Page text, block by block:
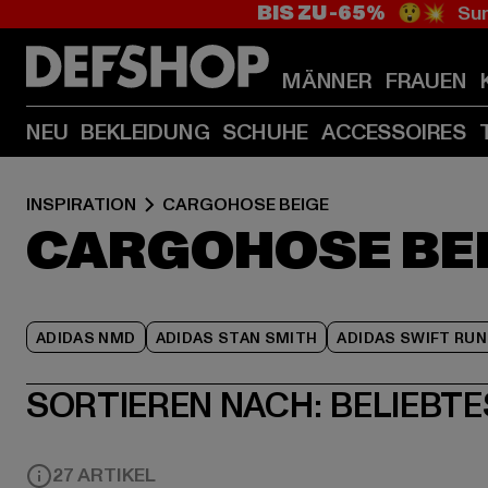
BIS ZU -65% 😲💥
MÄNNER FRAUEN
NEU BEKLEIDUNG SCHUHE ACCESSOIRES
INSPIRATION CARGOHOSE BEIGE
CARGOHOSE
ADIDAS NMD ADIDAS STAN SMITH ADIDAS SWIFT RUN
SORTIEREN NACH:
27 ARTIKEL